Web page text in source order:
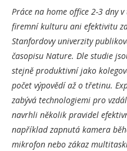
Práce na home office 2-3 dny
firemní kulturu ani efektivitu
Stanfordovy univerzity
časopisu Nature. Dle studie
stejně produktivní jako
počet výpovědí až o třetinu.
zabývá technologiemi pro
navrhli několik pravidel
například zapnutá kamera
mikrofon nebo zákaz